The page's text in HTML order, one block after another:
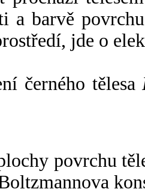
a barvě
jde o
černého tělesa
povrchu